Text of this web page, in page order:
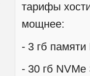
тарифы
мощнее:
- 3 гб памяти
- 30 гб